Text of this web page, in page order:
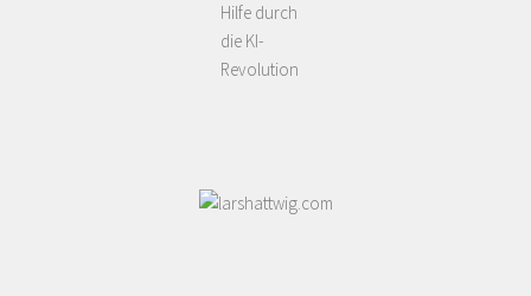
Hilfe durch
die KI-
Revolution